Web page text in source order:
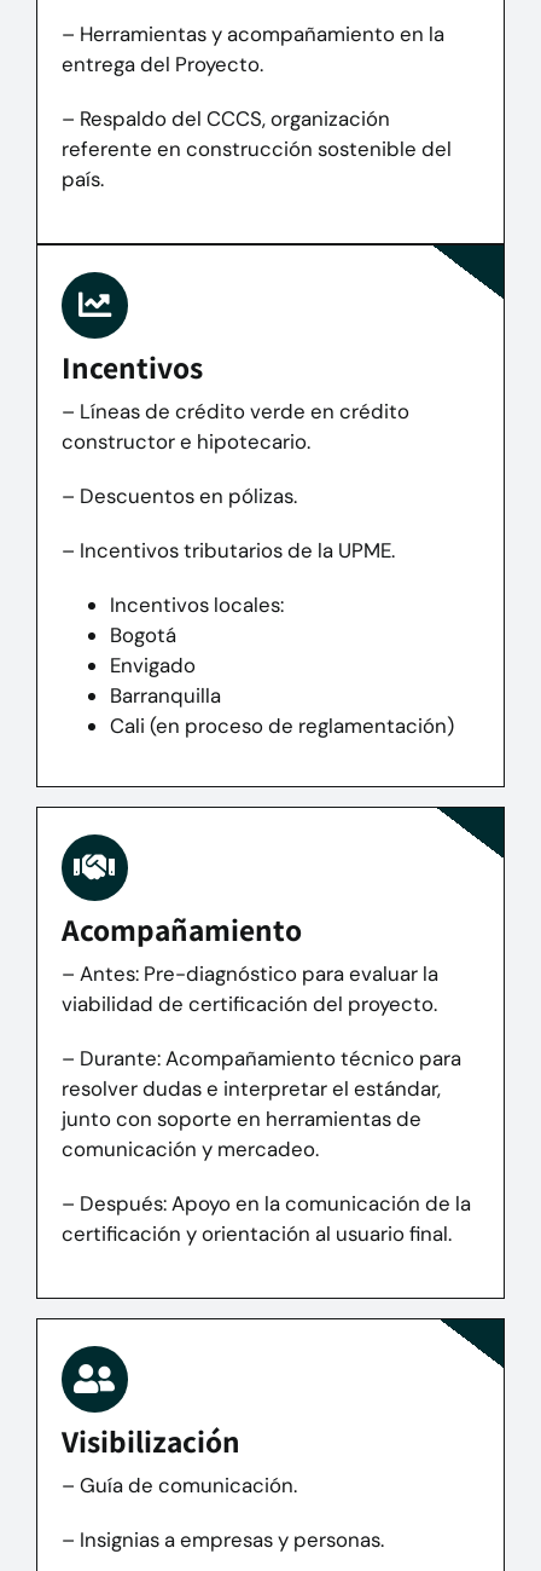
– Herramientas y acompañamiento en la
entrega del Proyecto.
– Respaldo del CCCS, organización
referente en construcción sostenible del
país.
Incentivos
– Líneas de crédito verde en crédito
constructor e hipotecario.
– Descuentos en pólizas.
– Incentivos tributarios de la UPME.
Incentivos locales:
Bogotá
Envigado
Barranquilla
Cali (en proceso de reglamentación)
Acompañamiento
– Antes: Pre-diagnóstico para evaluar la
viabilidad de certificación del proyecto.
– Durante: Acompañamiento técnico para
resolver dudas e interpretar el estándar,
junto con soporte en herramientas de
comunicación y mercadeo.
– Después:Apoyo en la comunicación de la
certificación y orientación al usuario final.
Visibilización
– Guía de comunicación.
– Insignias a empresas y personas.